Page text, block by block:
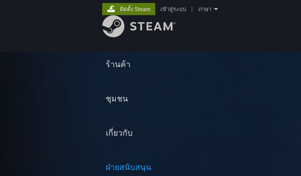
ร้านค้า
ชุมชน
เกี่ยวกับ
ฝ่ายสนับสนุน
ติดตั้ง Steam เข้าสู่ระบบ ภาษา